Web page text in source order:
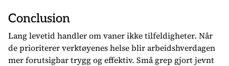
Conclusion
Lang levetid handler om vaner ikke tilfeldigheter. Når
de prioriterer verktøyenes helse blir arbeidshverdagen
mer forutsigbar trygg og effektiv. Små grep gjort jevnt